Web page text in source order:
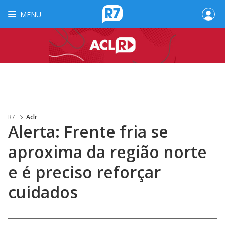
MENU
R7 Aclr
Alerta: Frente fria se
aproxima da região norte
e é preciso reforçar
cuidados